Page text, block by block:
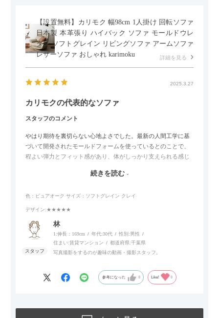
【設置無料】カリモク 幅98cm 1人掛け 回転ソファ
日本製 本革張り ハイバック ソファ モールドウレ
タン ソフトグレイン リビングソファ アームソファ
レザーソファ おしゃれ karimoku
詳細を見る
2025.3.27
カリモクの代表的なソファ
スタッフのコメント
やはり期待を裏切らない心地よさでした。最新の人間工学に基
づいて開発されたモールドフォームを使っているとのことで、
程よい弾力とフィット感があり、体がしっかり支えられる感じ
リラックスタイムによさそうでした。回転タイプなので、個人
す。
続きを読む
色：ピュアオーク サイズ：ソフトグレイン クレイ
デザイン:★★★★★
林
1:伸長：169cm 年代:30代 性別:男性
住まい:賃貸マンション 都道府県:千葉県
写真撮影をするのが趣味の動画・撮影スタッフ。
参考になった 0 Like! 0